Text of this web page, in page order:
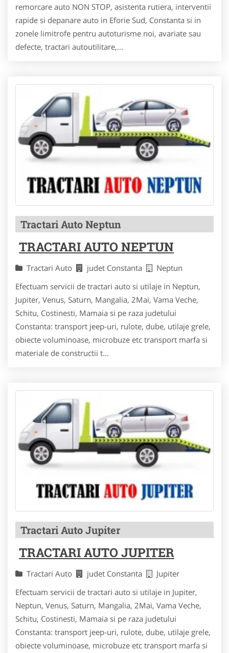
remorcare auto NON STOP, asistenta rutiera, interventii
rapide si depanare auto in Eforie Sud, Constanta si in
zonele limitrofe pentru autoturisme noi, avariate sau
defecte, tractari autoutilitare,...
Tractari Auto Neptun
TRACTARI AUTO NEPTUN
Tractari Auto judet Constanta
Neptun
Efectuam servicii de tractari auto si utilaje in Neptun,
Jupiter, Venus, Saturn, Mangalia, 2Mai, Vama Veche,
Schitu, Costinesti, Mamaia si pe raza judetului
Constanta: transport jeep-uri, rulote, dube, utilaje grele,
obiecte voluminoase, microbuze etc transport marfa si
materiale de constructii t...
Tractari Auto Jupiter
TRACTARI AUTO JUPITER
Tractari Auto judet Constanta
Jupiter
Efectuam servicii de tractari auto si utilaje in Jupiter,
Neptun, Venus, Saturn, Mangalia, 2Mai, Vama Veche,
Schitu, Costinesti, Mamaia si pe raza judetului
Constanta: transport jeep-uri, rulote, dube, utilaje grele,
obiecte voluminoase, microbuze etc transport marfa si